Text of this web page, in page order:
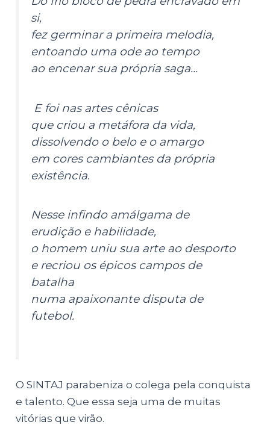
si,
fez germinar a primeira melodia,
entoando uma ode ao tempo
ao encenar sua própria saga…
E foi nas artes cênicas
que criou a metáfora da vida,
dissolvendo o belo e o amargo
em cores cambiantes da própria
existência.
Nesse infindo amálgama de
erudição e habilidade,
o homem uniu sua arte ao desporto
e recriou os épicos campos de
batalha
numa apaixonante disputa de
futebol.
O SINTAJ parabeniza o colega pela conquista
e talento. Que essa seja uma de muitas
vitórias que virão.